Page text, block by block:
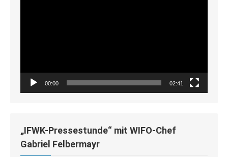
00:00 02:41
„IFWK-Pressestunde“ mit WIFO-Chef
Gabriel Felbermayr